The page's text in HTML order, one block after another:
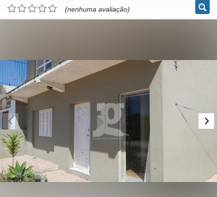
(nenhuma avaliação)